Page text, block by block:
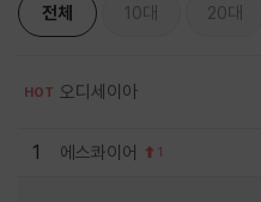
전체 10대 20대
HOT 오디세이아
1 에스콰이어 1